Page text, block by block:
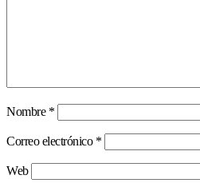
Nombre *
Correo electrónico *
Web